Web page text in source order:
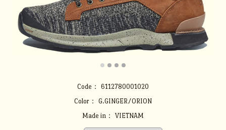
Code：
6112780001020
Color：
G.GINGER/ORION
Made in：
VIETNAM